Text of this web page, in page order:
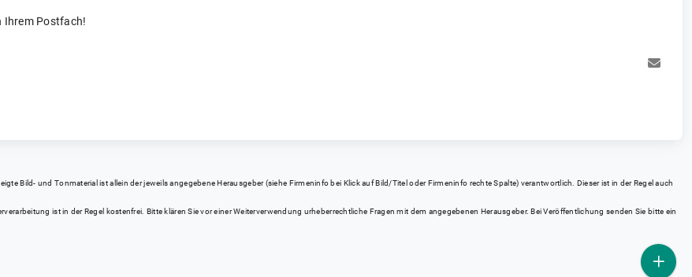
Ihrem Postfach!
Bild- und Tonmaterial ist allein der jeweils angegebene Herausgeber (siehe Firmeninfo bei Klick auf Bild/Titel oder Firmeninfo rechte Spalte) verantwortlich. Dieser ist in der Regel auch
ist in der Regel kostenfrei. Bitte klären Sie vor einer Weiterverwendung urheberrechtliche Fragen mit dem angegebenen Herausgeber. Bei Veröffentlichung senden Sie bitte ein